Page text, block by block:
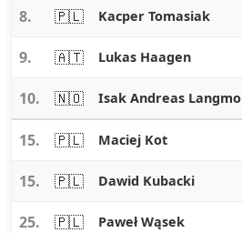
8. 🇵🇱 Kacper Tomasiak
9. 🇦🇹 Lukas Haagen
10. 🇳🇴 Isak Andreas Langmo
15. 🇵🇱 Maciej Kot
15. 🇵🇱 Dawid Kubacki
25. 🇵🇱 Paweł Wąsek